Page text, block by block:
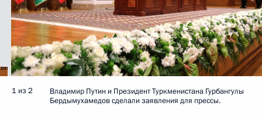
1 из 2
Владимир Путин и Президент Туркменистана Гурбангулы
Бердымухамедов сделали заявления для прессы.